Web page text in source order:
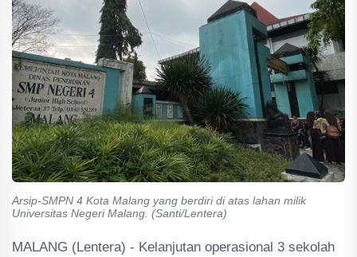
Arsip-SMPN 4 Kota Malang yang berdiri di atas lahan milik
Universitas Negeri Malang. (Santi/Lentera)
MALANG (Lentera) - Kelanjutan operasional 3 sekolah